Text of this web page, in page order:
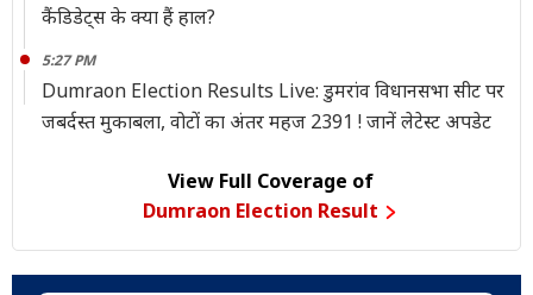
कैंडिडेट्स के क्या हैं हाल?
5:27 PM
Dumraon Election Results Live: डुमरांव विधानसभा सीट पर
जबर्दस्त मुकाबला, वोटों का अंतर महज 2391 ! जानें लेटेस्ट अपडेट
View Full Coverage of
Dumraon Election Result